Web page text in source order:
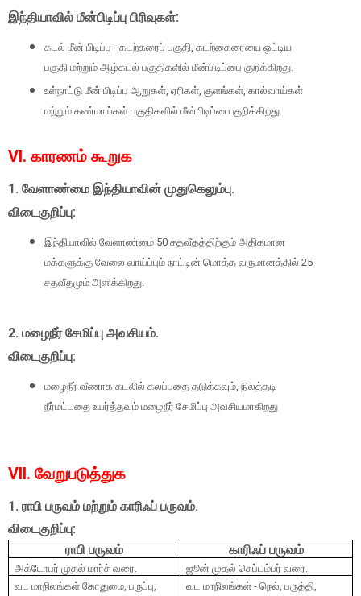
இந்தியாவில் மீன்பிடிப்பு பிரிவுகள்:
கடல் மீன் பிடிப்பு - கடற்கரைப் பகுதி, கடற்கைரையை ஒட்டிய
பகுதி மற்றும் ஆழ்கடல் பகுதிகளில் மீன்பிடிப்பை குறிக்கிறது.
உள்நாட்டு மீன் பிடிப்பு ஆறுகள், ஏரிகள், குளங்கள், கால்வாய்கள்
மற்றும் கண்மாய்கள் பகுதிகளில் மீன்பிடிப்பை குறிக்கிறது.
VI. காரணம் கூறுக
1. வேளாண்மை இந்தியாவின் முதுகெலும்பு.
விடைகுறிப்பு:
இந்தியாவில் வேளாண்மை 50 சதவீதத்திற்கும் அதிகமான
மக்களுக்கு வேலை வாய்ப்பும் நாட்டின் மொத்த வருமானத்தில் 25
சதவீதமும் அளிக்கிறது.
2. மழைநீர் சேமிப்பு அவசியம்.
விடைகுறிப்பு:
மழைநீர் வீணாக கடலில் கலப்பதை தடுக்கவும், நிலத்தடி
நீர்மட்டதை உயர்த்தவும் மழைநீர் சேமிப்பு அவசியமாகிறது
VII. வேறுபடுத்துக
1. ராபி பருவம் மற்றும் காரிஃப் பருவம்.
விடைகுறிப்பு:
ராபி பருவம்
காரிஃப் பருவம்
அக்டோபர் முதல் மார்ச் வரை.
ஜூன் முதல் செப்டம்பர் வரை.
வட மாநிலங்கள் கோதுமை,பருப்பு,
வட மாநிலங்கள் - நெல்,பருத்தி,